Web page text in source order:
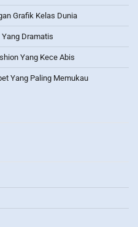
Grafik Kelas Dunia
Dramatis
Yang Kece Abis
Yang Paling Memukau